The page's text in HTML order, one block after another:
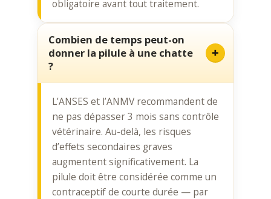
obligatoire avant tout traitement.
Combien de temps peut-on
donner la pilule à une chatte
?
L’ANSES et l’ANMV recommandent de
ne pas dépasser 3 mois sans contrôle
vétérinaire. Au-delà, les risques
d’effets secondaires graves
augmentent significativement. La
pilule doit être considérée comme un
contraceptif de courte durée — par